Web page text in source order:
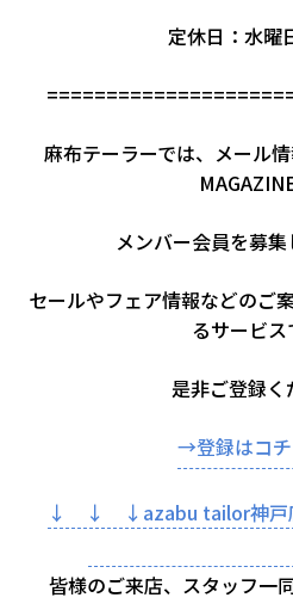
定休日：水曜
麻布テーラーでは、メール
メンバー会員を募集
セールやフェア情報などのご
るサービス
是非ご登録く
→登録はコ
↓ ↓ ↓azabu tailor神
皆様のご来店、スタッフ一